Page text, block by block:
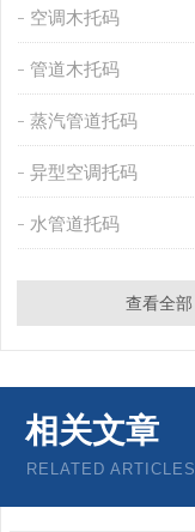
空调木托码
管道木托码
蒸汽管道托码
异型空调托码
水管道托码
查看全部
相关文章
RELATED ARTICLES